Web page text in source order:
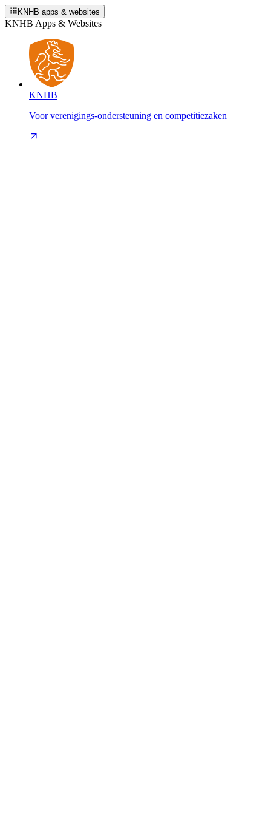
KNHB apps & websites
KNHB Apps & Websites
KNHB
Voor verenigings-ondersteuning en competitiezaken